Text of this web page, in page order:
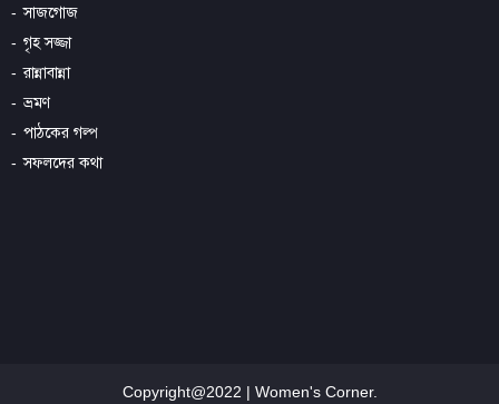
সাজগোজ
গৃহ সজ্জা
রান্নাবান্না
ভ্রমণ
পাঠকের গল্প
সফলদের কথা
Copyright@2022 | Women's Corner.